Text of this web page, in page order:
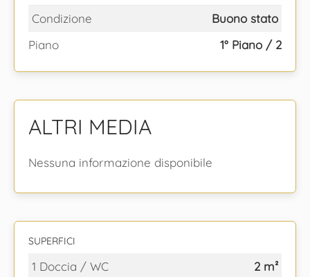
Condizione
Buono stato
Piano
1° Piano / 2
ALTRI MEDIA
Nessuna informazione disponibile
SUPERFICI
1 Doccia / WC
2 m²